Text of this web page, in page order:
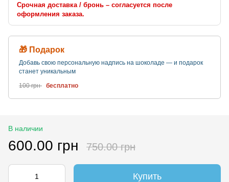
Срочная доставка / бронь – согласуется после
оформления заказа.
🎁 Подарок
Добавь свою персональную надпись на шоколаде — и подарок
станет уникальным
100 грн бесплатно
В наличии
600.00 грн 750.00 грн
Купить